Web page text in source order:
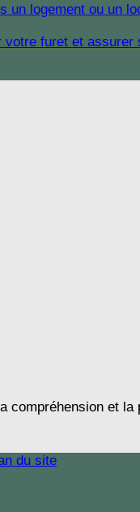
compréhension et
du site